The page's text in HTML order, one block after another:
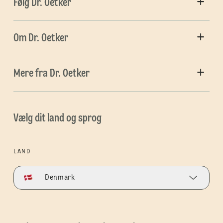
Følg Dr. Oetker
Om Dr. Oetker
Mere fra Dr. Oetker
Vælg dit land og sprog
LAND
Denmark